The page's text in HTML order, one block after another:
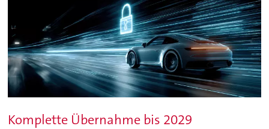
Komplette Übernahme bis 2029